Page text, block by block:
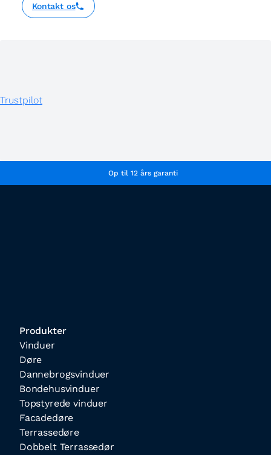
Kontakt os
Trustpilot
Op til 12 års garanti
Produkter
Vinduer
Døre
Dannebrogsvinduer
Bondehusvinduer
Topstyrede vinduer
Facadedøre
Terrassedøre
Dobbelt Terrassedør